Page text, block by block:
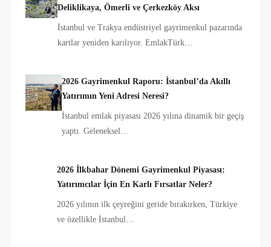
Deliklikaya, Ömerli ve Çerkezköy Aksı
İstanbul ve Trakya endüstriyel gayrimenkul pazarında
kartlar yeniden karılıyor. EmlakTürk…
2026 Gayrimenkul Raporu: İstanbul’da Akıllı
Yatırımın Yeni Adresi Neresi?
İstanbul emlak piyasası 2026 yılına dinamik bir geçiş
yaptı. Geleneksel…
2026 İlkbahar Dönemi Gayrimenkul Piyasası:
Yatırımcılar İçin En Karlı Fırsatlar Neler?
2026 yılının ilk çeyreğini geride bırakırken, Türkiye
ve özellikle İstanbul…